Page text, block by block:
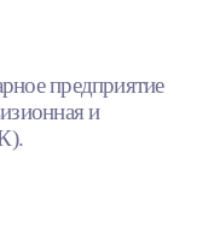
предприятие
и